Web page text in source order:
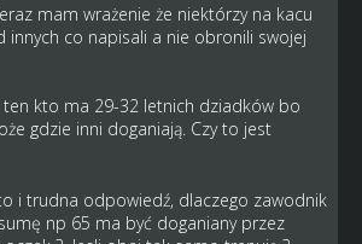
mam wrażenie że niektórzy na kacu
innych co napisali a nie obronili swojej
ten kto ma 29-32 letnich dziadków bo
gdzie inni doganiają. Czy to jest
i trudna odpowiedź, dlaczego zawodnik
np 65 ma być doganiany przez